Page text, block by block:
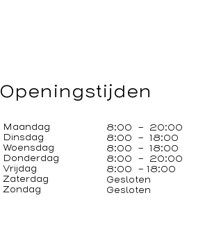
Maandag
Dinsdag
Woensdag
Donderdag
Vrijdag
Zaterdag
Zondag
8:00 - 20:00
8:00 - 18:00
8:00 - 18:00
8:00 - 20:00
8:00 - 18:00
Gesloten
Gesloten
Openingstijden